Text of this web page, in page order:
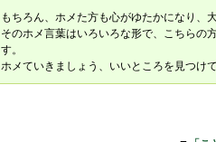
もちろん、ホメた方も心がゆたかになり、
そのホメ言葉はいろいろな形で、こちらの
す。
ホメていきましょう、いいところを見つけ